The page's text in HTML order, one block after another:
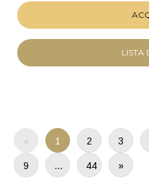
LISTA
« 1 2 3
9 … 44 »